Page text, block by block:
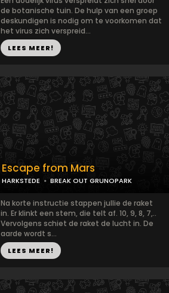
de botanische tuin. De hulp van een groep
deskundigen is nodig om te voorkomen dat
het virus zich verspreid...
LEES MEER!
Escape from Mars
HARKSTEDE BREAK OUT GRUNOPARK
Na korte instructie stappen jullie de raket
in. Er klinkt een stem, die telt af. 10, 9, 8, 7,..
Vervolgens schiet de raket de lucht in. De
aarde wordt s...
LEES MEER!